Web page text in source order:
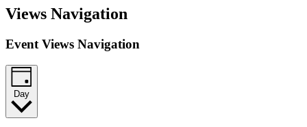
Views Navigation
Event Views Navigation
Day